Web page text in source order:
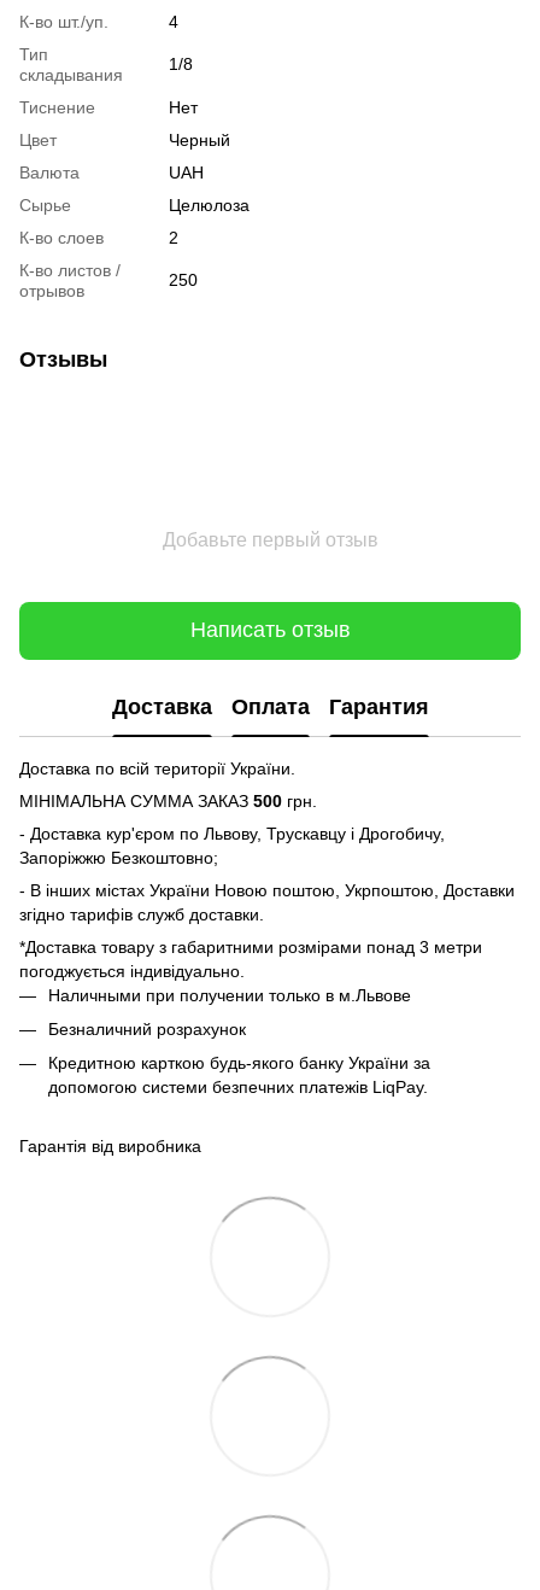
К-во шт./уп.
4
Тип
cкладывания
1/8
Тиснение
Нет
Цвет
Черный
Валюта
UAH
Сырье
Целюлоза
К-во слоев
2
К-во листов /
отрывов
250
Отзывы
Добавьте первый отзыв
Написать отзыв
Доставка Оплата Гарантия
Доставка по всій території України.
МІНІМАЛЬНА СУММА ЗАКАЗ 500 грн.
- Доставка кур'єром по Львову, Трускавцу і Дрогобичу,
Запоріжжю Безкоштовно;
- В інших містах України Новою поштою, Укрпоштою, Доставки
згідно тарифів служб доставки.
*Доставка товару з габаритними розмірами понад 3 метри
погоджується індивідуально.
Наличными при получении только в м.Львове
Безналичний розрахунок
Кредитною карткою будь-якого банку України за
допомогою системи безпечних платежів LiqPay.
Гарантія від виробника